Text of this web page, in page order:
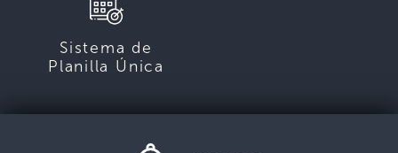
Sistema de
Planilla Única